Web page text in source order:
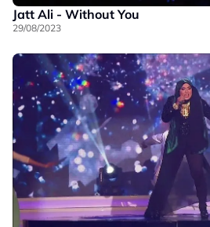
Jatt Ali - Without You
29/08/2023